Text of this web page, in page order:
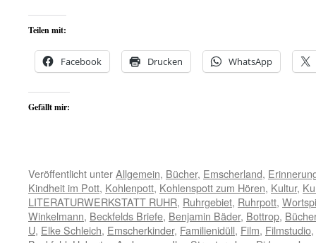
Teilen mit:
Facebook Drucken WhatsApp
Gefällt mir:
Veröffentlicht unterAllgemein, Bücher, Emscherland,
Kindheit im Pott, Kohlenpott, Kohlenspott zum Hören, Kultur,
LITERATURWERKSTATT RUHR, Ruhrgebiet, Ruhrpott,
Winkelmann, Beckfelds Briefe, Benjamin Bäder, Bottrop, Bücher
U, Elke Schleich, Emscherkinder, Familienidüll, Film, Filmstudio,